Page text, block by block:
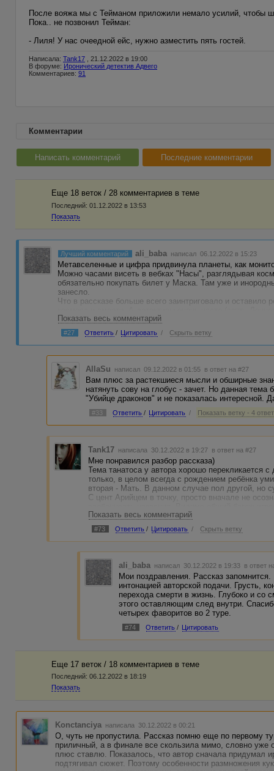
После вояжа мы с Тейманом приложили немало усилий, чтобы
Пока.. не позвонил Тейман:
- Лиля! У нас очеедной ейс, нужно азместить пять гостей.
Написала: Tank17 , 21.12.2022 в 19:00
В форуме: Иронический детектив Адвего
Комментариев: 91
Комментарии
Написать комментарий Последние комментарии
Еще 18 веток / 28 комментариев в темe
Последний: 01.12.2022 в 13:53
Показать
Лучший комментарий ali_baba написал 06.12.2022 в 15:23
Метавселенные и цифра придвинула планеты, как
Можно часами висеть в вебках "Насы", разглядывая
обязательно покупать билет у Маска. Там уже и
занесло.
Что в рассказе больше всего заинтриговало и оставило
повседневно-бытовому.
Тема танатоса у автора хорошо перекликается с
занимался проблемой "Колыбельных" и ритуалов
там на интересную мысль, в продолжении той, что сон,
ребенка взрослый запускает механизм собственной
этому противостоять, некоторые народы использовали
Карфаген был этим славен. В древней Спарте был
- богомол, черная вдова, цикады решают это в пользу
В рассказе добровольный уход, как семикратное
выглядит в этой парадигме как преемственный и
Земле, перекликаются уже не в ментальном, а в
сильнее остального.
Фантастический переход в зону детективного жанра
амортизационную зону для читателей, сделав проекцию
Параллели, лишенные звуковых и артикуляционных
имеют собственный номинатив: кукаксины,
свободными.
В остальном, рассказ можно характеризовать, как
идей:
- тема сегрегации расовых различий: высокомерие
низшая неразумная раса кукаксинов (дерево);
- тема эго и иллюзорности/обманчивости внешнего
менять свой имидж в лучшую сторону);
- мотив речевого несовершенства неплохо пересекся с
картавость Хьюстона их лексическую формализацию.
тормозит внимание, придавая словам
- детективный пародийный эффект создан, благодаря
(фиолетовые уши трубочкой), которая проводит
- роль случайного фактора в раскрытии преступления
- легкая и красиво обыгранная мысль, о том, что смысл
что потерял смысл жизни). Такой неожиданный
Рильке. А может, Курта Кобейна. Или Томаса Морра - мы
В краткой обрисовке событий узнаются обычные земные
Показать весь комментарий
#27 Ответить / Цитировать / Скрыть ветку
AllaSu написал 09.12.2022 в 01:55 в ответ на #27
Вам плюс за растекшиеся мысли и обширные
натянуть сову на глобус - зачет. Но данная
"Убийце драконов" и не показалась интересной.
#33 Ответить / Цитировать / Показать ветку - 4
Tank17 написала 30.12.2022 в 19:27 в ответ на #27
Мне понравился разбор рассказа)
Тема танатоса у автора хорошо перекликается
только, в целом всегда с рождением ребёнка
вторая - Мать. В данном случае пол другой, но
С цент Арийцем в точку, просто вначале не
А куда они летели) скажем так, туристический
значения, как в крузах. Единственное, что
увидят больше красот, более дешевые- меньше.
Показать весь комментарий
#73 Ответить / Цитировать / Скрыть ветку
ali_baba написал 30.12.2022 в 19:33 в ответ
Мои поздравления. Рассказ
интонацией авторской подачи. Грусть,
перехода смерти в жизнь. Глубоко и
этого оставляющим след внутри.
четырех фаворитов во 2 туре.
#74 Ответить / Цитировать
Еще 17 веток / 18 комментариев в темe
Последний: 06.12.2022 в 18:19
Показать
Konctanciya написала 30.12.2022 в 00:21
О, чуть не пропустила. Рассказ помню еще по первому
приличный, а в финале все скользила мимо, словно
плюс ставлю. Показалось, что автор сначала придумал
подтягивал сюжет. Поэтому особенности размножения